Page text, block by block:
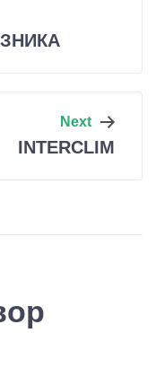
Next
INTERCLIM